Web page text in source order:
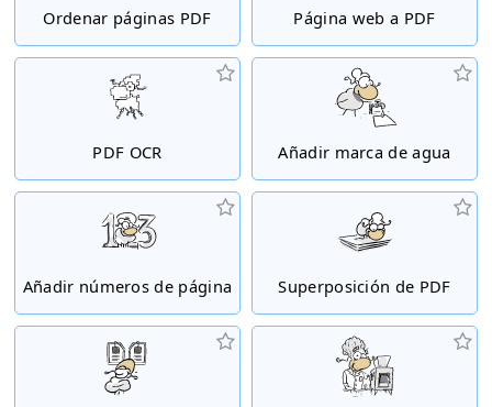
Ordenar páginas PDF Página web a PDF
PDF OCR Añadir marca de agua
Añadir números de página Superposición de PDF